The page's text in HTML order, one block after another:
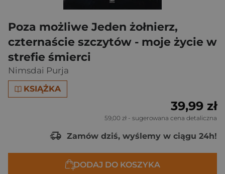
Poza możliwe Jeden żołnierz,
czternaście szczytów - moje życie w
strefie śmierci
Nimsdai Purja
KSIĄŻKA
39,99 zł
59,00 zł - sugerowana cena detaliczna
Zamów dziś, wyślemy w ciągu 24h!
DODAJ DO KOSZYKA